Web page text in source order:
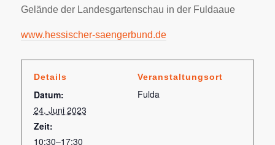
Gelände der Landesgartenschau in der Fuldaaue
www.hessischer-saengerbund.de
Details
Datum:
24. Juni 2023
Zeit:
10:30–17:30
Veranstaltungsort
Fulda